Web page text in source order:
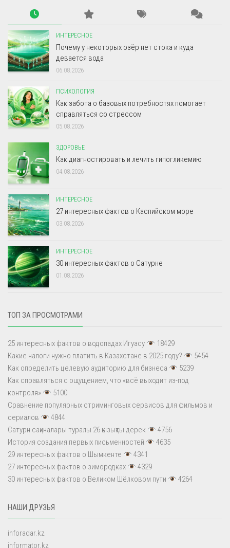
ИНТЕРЕСНОЕ
Почему у некоторых озёр нет стока и куда
девается вода
06.08.2026
ПСИХОЛОГИЯ
Как забота о базовых потребностях помогает
справляться со стрессом
05.08.2026
ЗДОРОВЬЕ
Как диагностировать и лечить гипогликемию
04.08.2026
ИНТЕРЕСНОЕ
27 интересных фактов о Каспийском море
03.08.2026
ИНТЕРЕСНОЕ
30 интересных фактов о Сатурне
01.08.2026
ТОП ЗА ПРОСМОТРАМИ
25 интересных фактов о водопадах Игуасу
18429
Какие налоги нужно платить в Казахстане в 2025 году?
5454
Как определить целевую аудиторию для бизнеса
5239
Как справляться с ощущением, что «всё выходит из-под
контроля»
5100
Сравнение популярных стриминговых сервисов для фильмов и
сериалов
4844
Сатурн сақиналары туралы 26 қызықты дерек
4756
История создания первых письменностей
4635
29 интересных фактов о Шымкенте
4341
27 интересных фактов о зимородках
4329
30 интересных фактов о Великом Шёлковом пути
4264
НАШИ ДРУЗЬЯ
inforadar.kz
informator.kz